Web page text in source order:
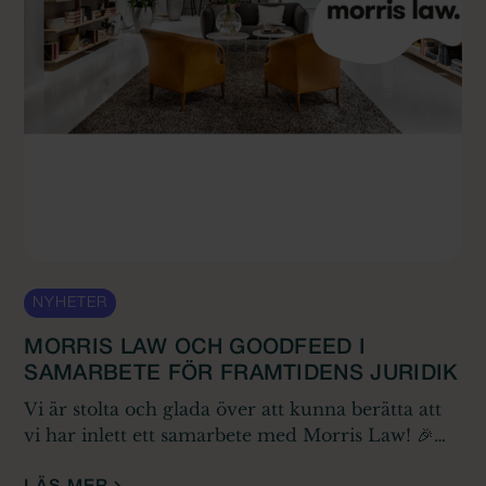
NYHETER
MORRIS LAW OCH GOODFEED I
SAMARBETE FÖR FRAMTIDENS JURIDIK
Vi är stolta och glada över att kunna berätta att
vi har inlett ett samarbete med Morris Law! 🎉